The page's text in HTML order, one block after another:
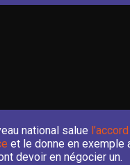
national salue
et le donne en exemple
devoir en négocier un.